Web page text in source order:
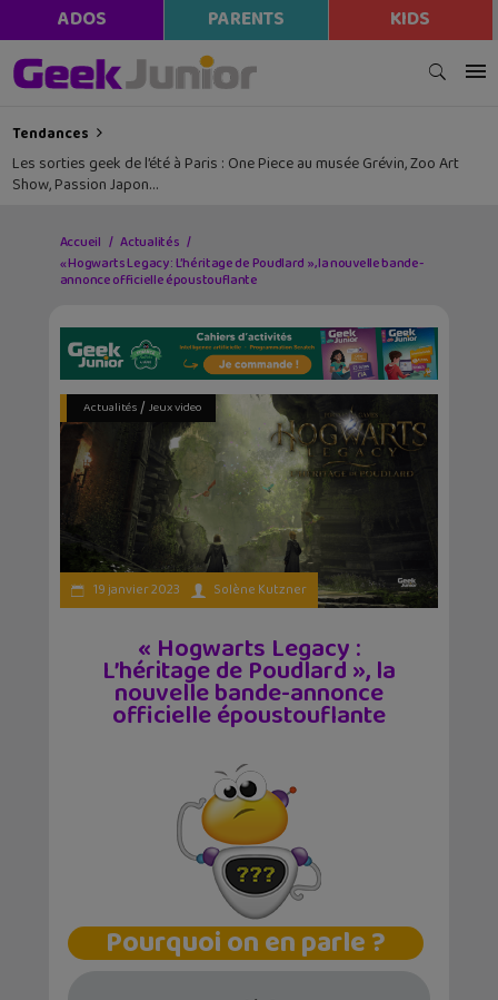
ADOS PARENTS KIDS
Tendances
Les sorties geek de l’été à Paris : One Piece au musée Grévin, Zoo Art
Show, Passion Japon…
Accueil
Actualités
« Hogwarts Legacy : L’héritage de Poudlard », la nouvelle bande-
annonce officielle époustouflante
Actualités/ Jeux video
19 janvier 2023 Solène Kutzner
« Hogwarts Legacy :
L’héritage de Poudlard », la
nouvelle bande-annonce
officielle époustouflante
Pourquoi on en parle ?